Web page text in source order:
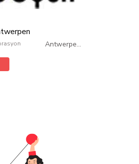
Antwerpen